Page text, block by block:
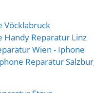
Vöcklabruck
Handy Reparatur Linz
Wien - Iphone
Reparatur